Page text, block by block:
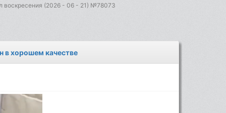
воскресения (2026 - 06 - 21) №78073
в хорошем качестве